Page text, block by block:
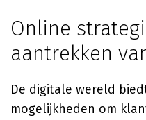
Online
aantrekken
De digitale wereld
mogelijkheden om